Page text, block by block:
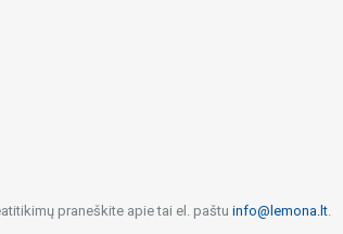
praneškite apie tai el. paštu info@lemona.lt.